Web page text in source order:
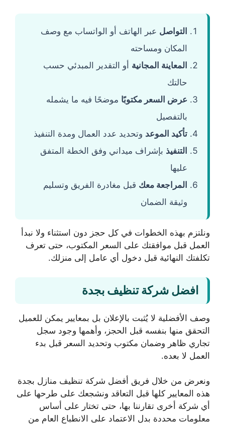
التواصل عبر الهاتف أو الواتساب مع وصف
المكان ومساحته
المعاينة المجانية أو التقدير المبدئي حسب
حالتك
عرض السعر مكتوبًا موضحًا فيه ما يشمله
بالتفصيل
تأكيد الموعد وتحديد عدد العمال ومدة التنفيذ
التنفيذ بإشراف ميداني وفق الخطة المتفق
عليها
المراجعة معك قبل مغادرة الفريق وتسليم
وثيقة الضمان
ونلتزم بهذه الخطوات في كل حجز دون استثناء ولا نبدأ
العمل قبل موافقتك على السعر المكتوب، حتى تعرف
تكلفتك النهائية قبل دخول أي عامل إلى منزلك.
افضل شركة تنظيف بجدة
وصف الأفضلية لا يُثبت بالإعلان بل بمعايير يمكن للعميل
التحقق منها بنفسه قبل الحجز، وأهمها وجود سجل
تجاري ظاهر وضمان مكتوب وتحديد السعر قبل بدء
العمل لا بعده.
ونعرض من خلال فريق أفضل شركة تنظيف منازل بجدة
هذه المعايير كلها قبل التعاقد ونشجعك على طرحها على
أي شركة أخرى تقارننا بها، حتى تختار على أساس
معلومات محددة بدل الاعتماد على الانطباع العام من